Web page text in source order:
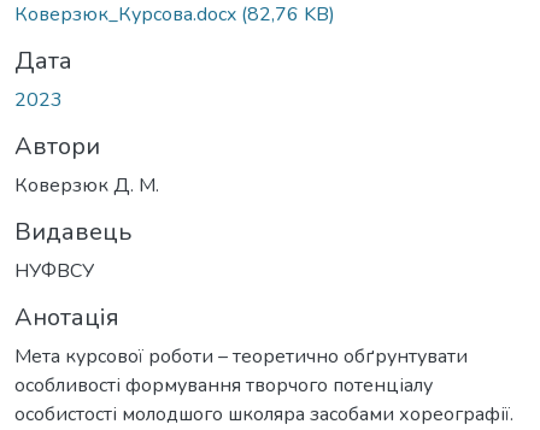
Коверзюк_Курсова.docx (82,76 KB)
Дата
2023
Автори
Коверзюк Д. М.
Видавець
НУФВСУ
Анотація
Мета курсової роботи – теоретично обґрунтувати
особливості формування творчого потенціалу
особистості молодшого школяра засобами хореографії.